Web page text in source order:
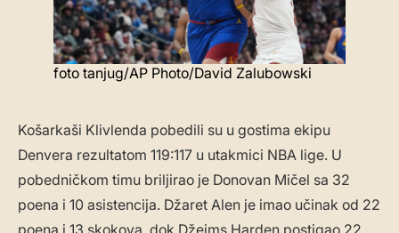
foto tanjug/AP Photo/David Zalubowski
Košarkaši Klivlenda pobedili su u gostima ekipu
Denvera rezultatom 119:117 u utakmici NBA lige. U
pobedničkom timu briljirao je Donovan Mičel sa 32
poena i 10 asistencija. Džaret Alen je imao učinak od 22